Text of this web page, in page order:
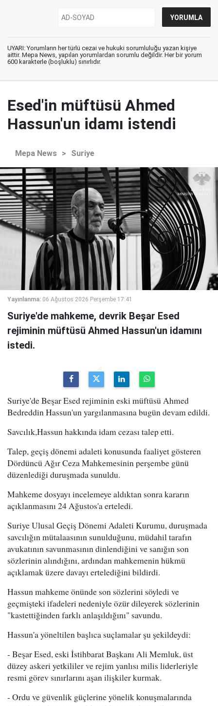
UYARI: Yorumların her türlü cezai ve hukuki sorumluluğu yazan kişiye
aittir. Mepa News, yapılan yorumlardan sorumlu değildir. Her bir yorum
600 karakterle (boşluklu) sınırlıdır.
Esed'in müftüsü Ahmed
Hassun'un idamı istendi
Mepa News > Suriye
Yayınlanma: 06 Ağustos 2026 Perşembe 17:41
Suriye'de mahkeme, devrik Beşar Esed
rejiminin müftüsü Ahmed Hassun'un idamını
istedi.
Suriye'de Beşar Esed rejiminin eski müftüsü Ahmed
Bedreddin Hassun'un yargılanmasına bugün devam edildi.
Savcılık,Hassun hakkında idam cezası talep etti.
Talep, geçiş dönemi adaleti konusunda faaliyet gösteren
Dördüncü Ağır Ceza Mahkemesinin perşembe günü
düzenlediği duruşmada sunuldu.
Mahkeme dosyayı incelemeye aldıktan sonra kararın
açıklanmasını 24 Ağustos'a erteledi.
Suriye Ulusal Geçiş Dönemi Adaleti Kurumu, duruşmada
savcılığın mütalaasının sunulduğunu, müdahil tarafın
avukatının savunmasının dinlendiğini ve sanığın son
sözlerinin alındığını, ardından mahkemenin hükmü
açıklamak üzere davayı ertelediğini bildirdi.
Hassun mahkeme önünde son sözlerini söyledi ve
geçmişteki ifadeleri nedeniyle özür dileyerek sözlerinin
"kastettiğinden farklı anlaşıldığını" savundu.
Hassun'a yöneltilen başlıca suçlamalar şu şekildeydi:
- Beşar Esed, eski İstihbarat Başkanı Ali Memluk, üst
düzey askeri yetkililer ve rejim yanlısı milis liderleriyle
resmi görev sınırlarını aşan ilişkiler kurmak.
- Ordu ve güvenlik güçlerine yönelik konuşmalarında